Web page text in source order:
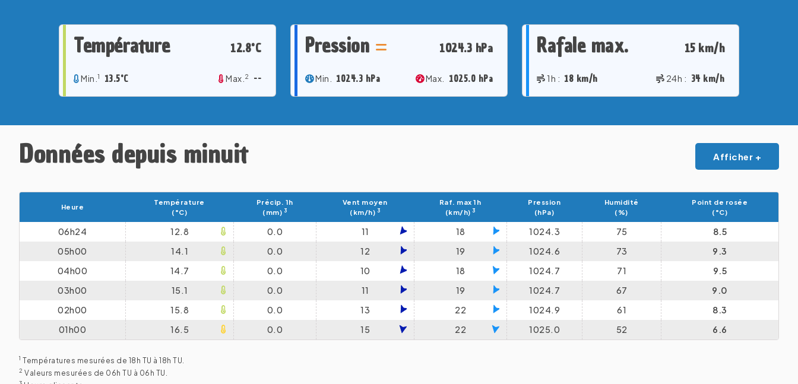
Température 12.8°C
Min. 1 13.5°C Max. 2 --
Pression 1024.3 hPa
Min. 1024.3 hPa Max. 1025.0 hPa
Rafale max. 15 km/h
1h : 18 km/h 24h : 34 km/h
Données depuis minuit Afficher +
Heure
Température
(°C)
Précip. 1h
(mm) 3
Vent moyen
(km/h) 3
Raf. max 1h
(km/h) 3
Pression
(hPa)
Humidité
(%)
Point de rosée
(°C)
06h24 12.8 0.0 11 18 1024.3 75
8.5
05h00
14.1 0.0 12 19 1024.6 73
9.3
04h00
14.7 0.0 10 18 1024.7 71
9.5
03h00
15.1 0.0 11 19 1024.7 67
9.0
02h00
15.8 0.0 13 22 1024.9 61
8.3
01h00
16.5 0.0 15 22 1025.0 52 6.6
1 Températures mesurées de 18h TU à 18h TU.
2 Valeurs mesurées de 06h TU à 06h TU.